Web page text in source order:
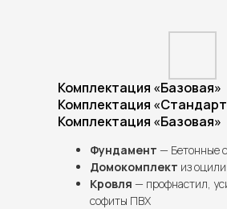
Комплектация «Базовая»
Комплектация
Комплектация «Базовая»
Фундамент — Бетонные
Домокомплект из
Кровля — профнастил,
софиты ПВХ